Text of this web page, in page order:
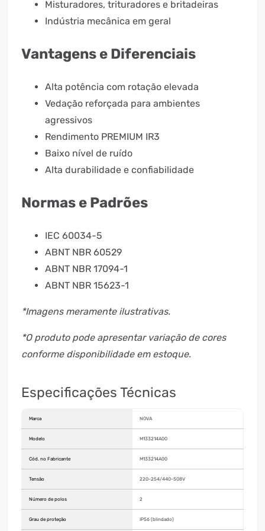
Misturadores, trituradores e britadeiras
Indústria mecânica em geral
Vantagens e Diferenciais
Alta potência com rotação elevada
Vedação reforçada para ambientes
agressivos
Rendimento PREMIUM IR3
Baixo nível de ruído
Alta durabilidade e confiabilidade
Normas e Padrões
IEC 60034-5
ABNT NBR 60529
ABNT NBR 17094-1
ABNT NBR 15623-1
*Imagens meramente ilustrativas.
*O produto pode apresentar variação de cores
conforme disponibilidade em estoque.
Especificações Técnicas
Marca NOVA
Modelo M133214A00
Cód. no Fabricante M133214A00
Tensão 220-254/440-508V
Número de polos 2
Grau de proteção IP56 (blindado)